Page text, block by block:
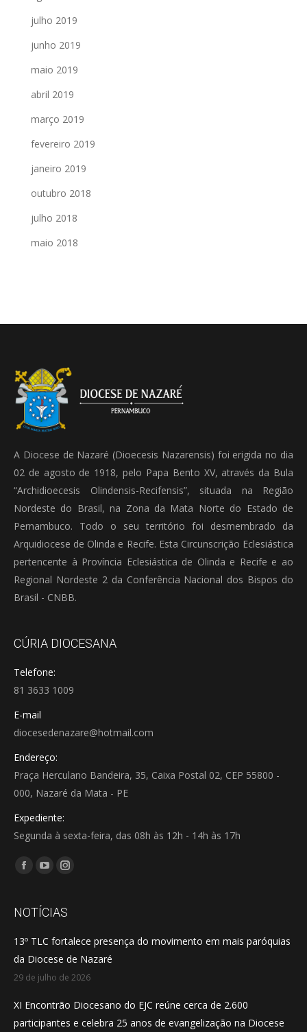
julho 2019
junho 2019
maio 2019
abril 2019
março 2019
fevereiro 2019
janeiro 2019
outubro 2018
julho 2018
maio 2018
A Diocese de Nazaré (Dioecesis Nazarensis) foi erigida no dia
02 de agosto de 1918, pelo Papa Bento XV, através da Bula
“Archidioecesis Olindensis-Recifensis”, situada na Região
Nordeste do Brasil, na Zona da Mata Norte do Estado de
Pernambuco. Todo o seu território foi desmembrado da
Arquidiocese de Olinda e Recife. Esta Circunscrição Eclesiástica
pertencente à Província Eclesiástica de Olinda e Recife e ao
Regional Nordeste 2 da Conferência Nacional dos Bispos do
Brasil - CNBB.
CÚRIA DIOCESANA
Telefone:
81 3633 1009
E-mail
diocesedenazare@hotmail.com
Endereço:
Praça Herculano Bandeira, 35, Caixa Postal 02, CEP 55800 -
000, Nazaré da Mata - PE
Expediente:
Segunda à sexta-feira, das 08h às 12h - 14h às 17h
Encontre-nos em:
Facebook
opens
new
window
YouTube
opens
new
window
Instagram
opens
new
window
NOTÍCIAS
13º TLC fortalece presença do movimento em mais paróquias
da Diocese de Nazaré
29 de julho de 2026
XI Encontrão Diocesano do EJC reúne cerca de 2.600
participantes e celebra 25 anos de evangelização na Diocese